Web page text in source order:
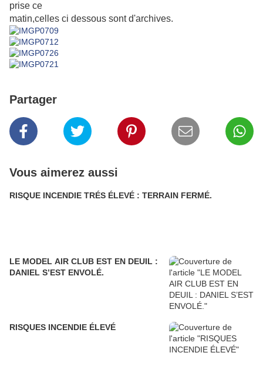
prise ce
matin,celles ci dessous sont d'archives.
Partager
Vous aimerez aussi
RISQUE INCENDIE TRÉS ÉLEVÉ : TERRAIN FERMÉ.
LE MODEL AIR CLUB EST EN DEUIL :
DANIEL S’EST ENVOLÉ.
RISQUES INCENDIE ÉLEVÉ